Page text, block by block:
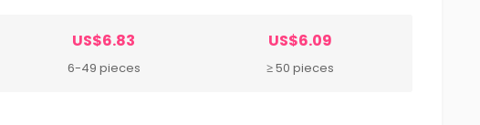
US$6.83
6-49 pieces
US$6.09
≥ 50 pieces